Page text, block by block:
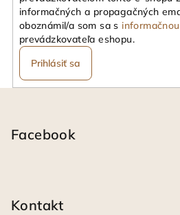
informačných a propagačných
oboznámil/a som sa s
prevádzkovateľa eshopu.
Prihlásiť sa
Facebook
Kontakt